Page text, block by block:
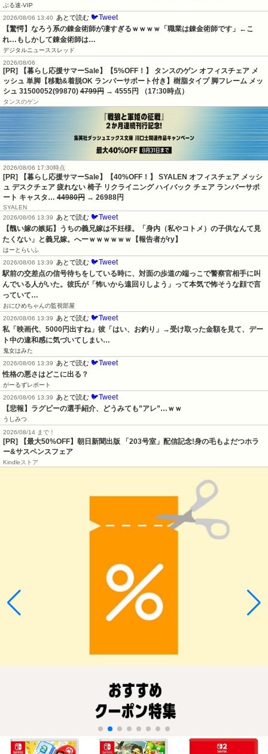
ぶる速-VIP
2026/08/06 13:40
あとで読む 🐦Tweet
【驚愕】なろう系の錬金術師が凄すぎるｗｗｗｗ「職業は錬金術師です」←こ
れ…もしかして錬金術師は…
デジタルニューススレッド
2026/08/06
[PR] 【暮らし応援サマーSale】【5%OFF！】 タンスのゲン オフィスチェア メ
ッシュ 単脚【移動&着脱OK ランバーサポート付き】樹脂タイプ 脚フレーム メッ
シュ 31500052(99870) 4799円 → 4555円 （17:30時点）
タンスのゲン
2026/08/06 17:30時点
[PR] 【暮らし応援サマーSale】【40%OFF！】 SYALEN オフィスチェア メッシ
ュ デスクチェア 疲れない 椅子 リクライニング ハイバック チェア ランバーサポ
ート キャスタ… 44980円 → 26988円
SYALEN
2026/08/06 13:39
あとで読む 🐦Tweet
【醜い嫁の嫉妬】うちの義兄嫁は不妊様。「身内（私やコトメ）の子供なんて見
たくない」と義兄嫁。へーｗｗｗｗｗｗ【報告者がry】
はーとらいふ
2026/08/06 13:39
あとで読む 🐦Tweet
駅前の交差点の信号待ちをしている時に、対面の歩道の端っこで警察官相手に叫
んでいる人がいた。彼氏が「怖いから遠回りしよう」って本気で怖そうな顔で言
っていて…
おにひめちゃんの監視部屋
2026/08/06 13:39
あとで読む 🐦Tweet
私「映画代、5000円出すね」彼「はい、お釣り」→受け取った金額を見て、デー
ト中の違和感に気づいてしまい…
鬼女はみた
2026/08/06 13:39
あとで読む 🐦Tweet
性格の悪さはどこに出る？
がーるずレポート
2026/08/06 13:39
あとで読む 🐦Tweet
【悲報】ラグビーの選手紹介、どうみても”アレ”…ｗｗ
うしみつ
2026/08/14 まで！
[PR] 【最大50%OFF】朝日新聞出版 「203号室」配信記念!身の毛もよだつホラ
ー&サスペンスフェア
Kindleストア